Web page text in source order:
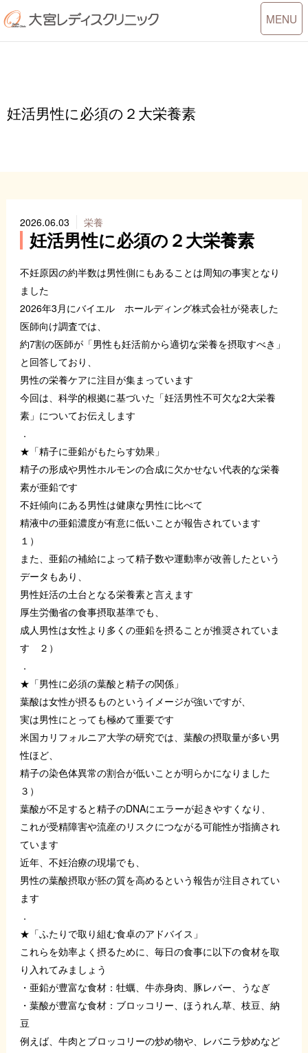
Toggle
MENU
妊活男性に必須の２大栄養素
2026.06.03 栄養
妊活男性に必須の２大栄養素
不妊原因の約半数は男性側にもあることは周知の事実となり
ました
2026年3月にバイエル ホールディング株式会社が発表した
医師向け調査では、
約7割の医師が「男性も妊活前から適切な栄養を摂取すべき」
と回答しており、
男性の栄養ケアに注目が集まっています
今回は、科学的根拠に基づいた「妊活男性不可欠な2大栄養
素」についてお伝えします
．
★「精子に亜鉛がもたらす効果」
精子の形成や男性ホルモンの合成に欠かせない代表的な栄養
素が亜鉛です
不妊傾向にある男性は健康な男性に比べて
精液中の亜鉛濃度が有意に低いことが報告されています
１）
また、亜鉛の補給によって精子数や運動率が改善したという
データもあり、
男性妊活の土台となる栄養素と言えます
厚生労働省の食事摂取基準でも、
成人男性は女性より多くの亜鉛を摂ることが推奨されていま
す ２）
．
★「男性に必須の葉酸と精子の関係」
葉酸は女性が摂るものというイメージが強いですが、
実は男性にとっても極めて重要です
米国カリフォルニア大学の研究では、葉酸の摂取量が多い男
性ほど、
精子の染色体異常の割合が低いことが明らかになりました
３）
葉酸が不足すると精子のDNAにエラーが起きやすくなり、
これが受精障害や流産のリスクにつながる可能性が指摘され
ています
近年、不妊治療の現場でも、
男性の葉酸摂取が胚の質を高めるという報告が注目されてい
ます
．
★「ふたりで取り組む食卓のアドバイス」
これらを効率よく摂るために、毎日の食事に以下の食材を取
り入れてみましょう
・亜鉛が豊富な食材：牡蠣、牛赤身肉、豚レバー、うなぎ
・葉酸が豊富な食材：ブロッコリー、ほうれん草、枝豆、納
豆
例えば、牛肉とブロッコリーの炒め物や、レバニラ炒めなど